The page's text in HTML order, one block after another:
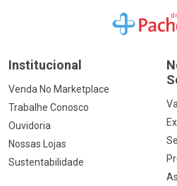
Ir para a
Institucional
Venda No Marketplace
Trabalhe Conosco
Ouvidoria
Nossas Lojas
Sustentabilidade